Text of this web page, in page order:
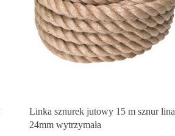
Linka sznurek jutowy 15 m sznur lina
24mm wytrzymała